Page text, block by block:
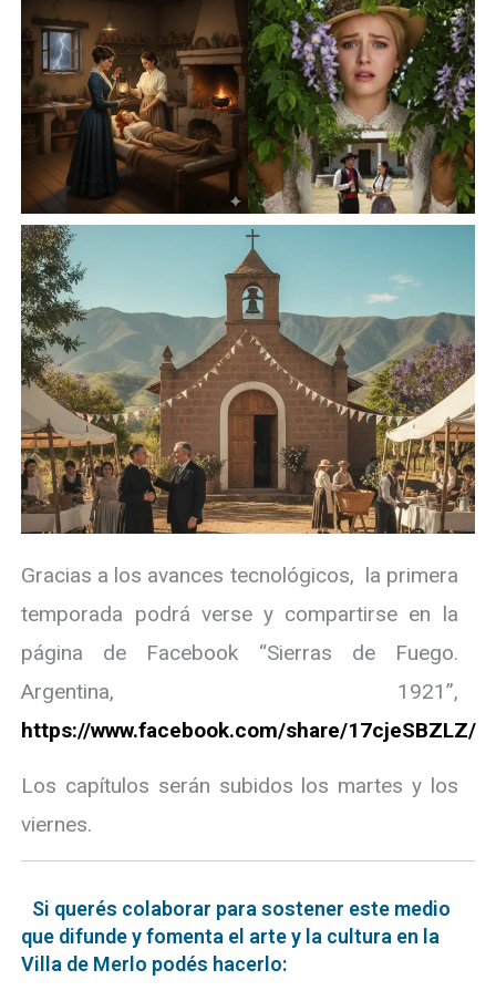
Gracias a los avances tecnológicos, la primera
temporada podrá verse y compartirse en la
página de Facebook “Sierras de Fuego.
Argentina, 1921”,
https://www.facebook.com/share/17cjeSBZLZ/
Los capítulos serán subidos los martes y los
viernes.
Si querés colaborar para sostener este medio
que difunde y fomenta el arte y la cultura en la
Villa de Merlo podés hacerlo: